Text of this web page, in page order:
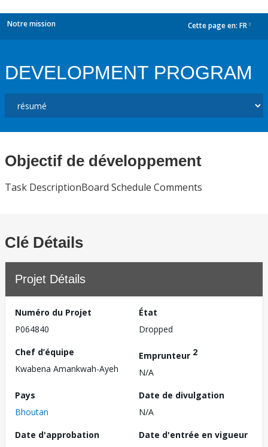
Notre mission Cette page en: FR
DEVELOPMENT PROGRAM
Objectif de développement
Task DescriptionBoard Schedule Comments
Clé Détails
Projet Détails
Numéro du Projet
P064840
État
Dropped
Chef d’équipe
Kwabena Amankwah-Ayeh
Emprunteur 2
N/A
Pays
Bhoutan
Date de divulgation
N/A
Date d'approbation
Date d'entrée en vigueur